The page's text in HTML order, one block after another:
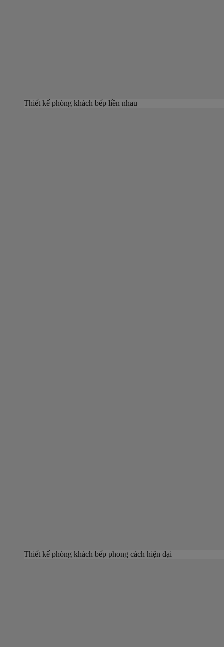
Thiết kế phòng khách bếp liền nhau
Thiết kế phòng khách bếp phong cách hiện đại